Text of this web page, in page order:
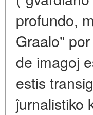
profundo,
Graalo"
de imagoj
estis
ĵurnalistiko